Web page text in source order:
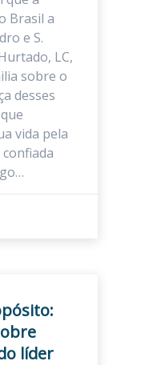
Brasil a
e S.
LC,
sobre o
desses
vida pela
líder